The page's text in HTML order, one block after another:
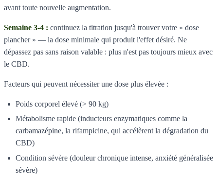
avant toute nouvelle augmentation.
Semaine 3-4 : continuez la titration jusqu'à trouver votre « dose
plancher » — la dose minimale qui produit l'effet désiré. Ne
dépassez pas sans raison valable : plus n'est pas toujours mieux avec
le CBD.
Facteurs qui peuvent nécessiter une dose plus élevée :
Poids corporel élevé (> 90 kg)
Métabolisme rapide (inducteurs enzymatiques comme la
carbamazépine, la rifampicine, qui accélèrent la dégradation du
CBD)
Condition sévère (douleur chronique intense, anxiété généralisée
sévère)